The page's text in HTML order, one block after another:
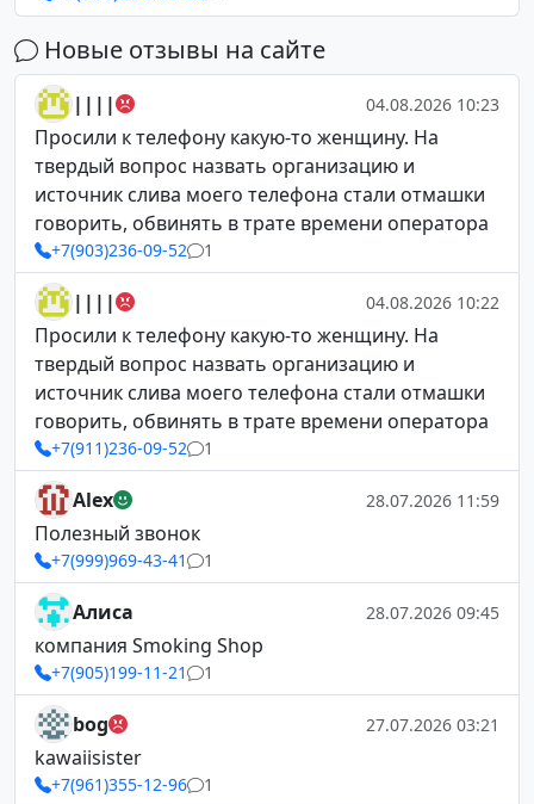
Новые отзывы на сайте
|||| 04.08.2026 10:23
Просили к телефону какую-то женщину. На
твердый вопрос назвать организацию и
источник слива моего телефона стали отмашки
говорить, обвинять в трате времени оператора
+7(903)236-09-52 1
|||| 04.08.2026 10:22
Просили к телефону какую-то женщину. На
твердый вопрос назвать организацию и
источник слива моего телефона стали отмашки
говорить, обвинять в трате времени оператора
+7(911)236-09-52 1
Alex 28.07.2026 11:59
Полезный звонок
+7(999)969-43-41 1
Алиса 28.07.2026 09:45
компания Smoking Shop
+7(905)199-11-21 1
bog 27.07.2026 03:21
kawaiisister
+7(961)355-12-96 1